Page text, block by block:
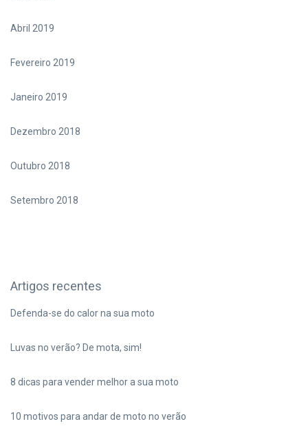
Abril 2019
Fevereiro 2019
Janeiro 2019
Dezembro 2018
Outubro 2018
Setembro 2018
Artigos recentes
Defenda-se do calor na sua moto
Luvas no verão? De mota, sim!
8 dicas para vender melhor a sua moto
10 motivos para andar de moto no verão